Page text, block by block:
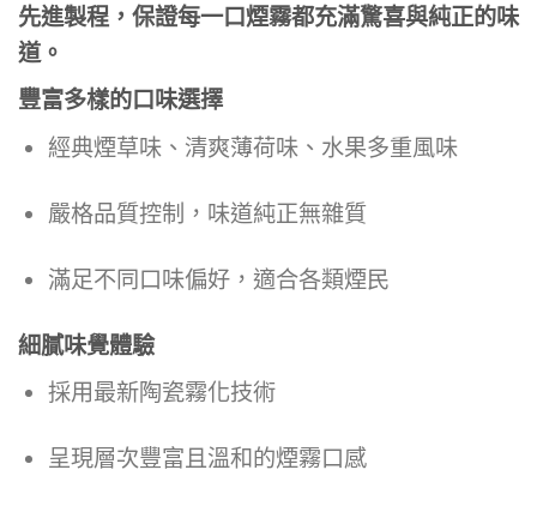
先進製程，保證每一口煙霧都充滿驚喜與純正的味
道。
豐富多樣的口味選擇
經典煙草味、清爽薄荷味、水果多重風味
嚴格品質控制，味道純正無雜質
滿足不同口味偏好，適合各類煙民
細膩味覺體驗
採用最新陶瓷霧化技術
呈現層次豐富且溫和的煙霧口感